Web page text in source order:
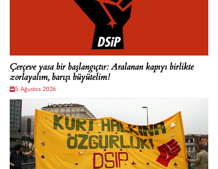
Çerçeve yasa bir başlangıçtır: Aralanan kapıyı birlikte
zorlayalım, barışı büyütelim!
5 Ağustos 2026